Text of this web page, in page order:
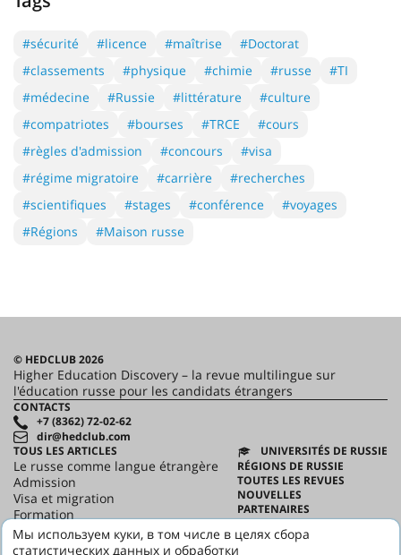
#sécurité #licence #maîtrise
#Doctorat
#classements
#physique #chimie #russe
#TI
#médecine
#Russie #littérature
#culture
#compatriotes
#bourses #TRCE
#cours
#règles d'admission
#concours
#visa
#régime migratoire
#carrière
#recherches
#scientifiques
#stages #conférence
#voyages
#Régions
#Maison russe
© HEDCLUB 2026
Higher Education Discovery – la revue multilingue sur
l'éducation russe pour les candidats étrangers
CONTACTS
+7 (8362) 72-02-62
dir@hedclub.com
TOUS LES ARTICLES
Le russe comme langue étrangère
Admission
Visa et migration
Formation
Science
HED_people
UNIVERSITÉS DE RUSSIE
RÉGIONS DE RUSSIE
TOUTES LES REVUES
NOUVELLES
PARTENAIRES
CONTRAT D'UTILISATION
CONFIDENTIALITÉ
Мы используем куки, в том числе в целях сбора
статистических данных и обработки